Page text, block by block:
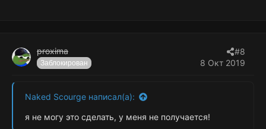
proxima
Заблокирован 8 Окт 2019
#8
Naked Scourge написал(а):
я не могу это сделать, у меня не получается!